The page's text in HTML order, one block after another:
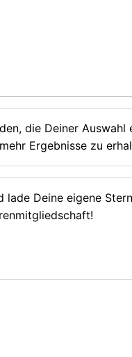
die Deiner Auswahl
Ergebnisse zu
Deine eigene